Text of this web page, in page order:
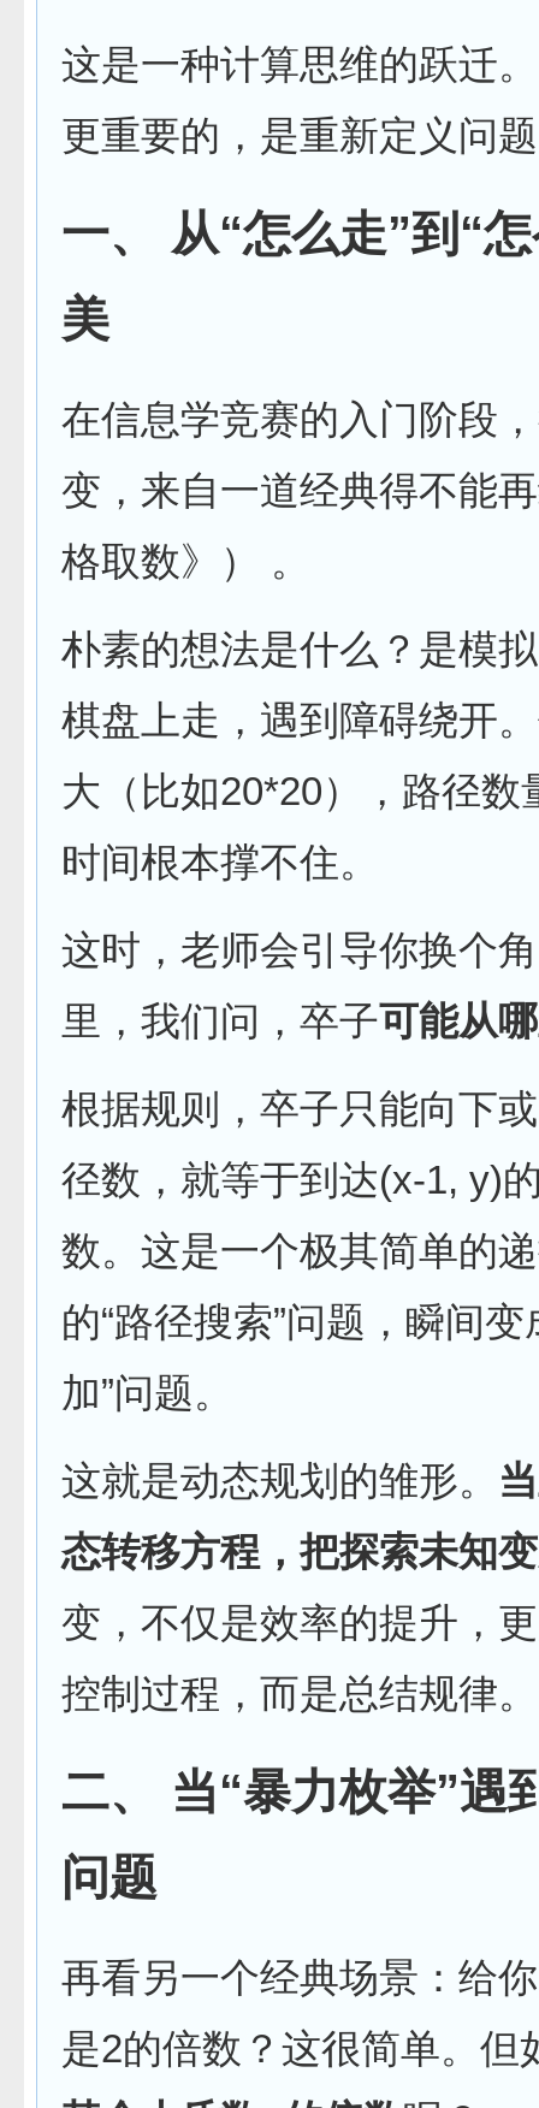
这是一种计算思维的跃迁
更重要的，是重新定义问
一、 从“怎么走”到“
美
在信息学竞赛的入门阶段
变，来自一道经典得不能
格取数》） 。
朴素的想法是什么？是模
棋盘上走，遇到障碍绕开
大（比如20*20），路径
时间根本撑不住。
这时，老师会引导你换个
里，我们问，卒子可能从
根据规则，卒子只能向下
径数，就等于到达(x-1, y)
数。这是一个极其简单的
的“路径搜索”问题，瞬间
加”问题。
这就是动态规划的雏形。
态转移方程，把探索未知
变，不仅是效率的提升，
控制过程，而是总结规律。
二、 当“暴力枚举”遇
问题
再看另一个经典场景：给
是2的倍数？这很简单。但